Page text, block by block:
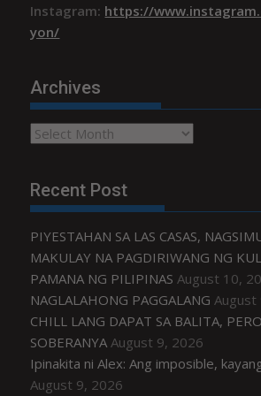
Instagram: https://
yon/
Archives
Archives
Recent Post
PIYESTAHAN SA LAS CASAS,
MAKULAY NA PAGDIRIWANG NG
PAMANA NG PILIPINAS August 10,
NAGLALAHONG PAGGALANG August
CHILL LANG DAPAT SA BALITA,
SOBERANYA August 9, 2026
Ipinakita ni Alex: Ang imposible,
August 9, 2026